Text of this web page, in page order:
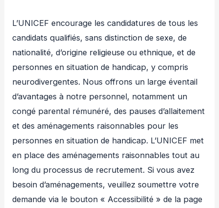
L’UNICEF encourage les candidatures de tous les
candidats qualifiés, sans distinction de sexe, de
nationalité, d’origine religieuse ou ethnique, et de
personnes en situation de handicap, y compris
neurodivergentes. Nous offrons un large éventail
d’avantages à notre personnel, notamment un
congé parental rémunéré, des pauses d’allaitement
et des aménagements raisonnables pour les
personnes en situation de handicap. L’UNICEF met
en place des aménagements raisonnables tout au
long du processus de recrutement. Si vous avez
besoin d’aménagements, veuillez soumettre votre
demande via le bouton « Accessibilité » de la page